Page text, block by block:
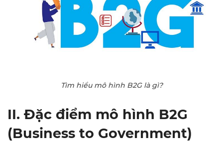
Tìm hiểu mô hình B2G là gì?
II. Đặc điểm mô hình B2G
(Business to Government)